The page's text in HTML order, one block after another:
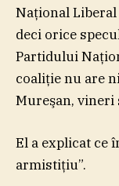
Naţional
deci orice
Partidului
coaliţie nu are
Mureşan, vineri
El a explicat ce
armistiţiu”.